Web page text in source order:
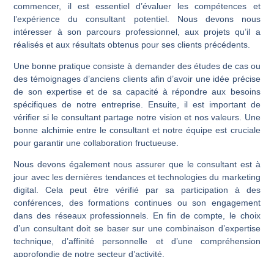
commencer, il est essentiel d’évaluer les compétences et
l’expérience du consultant potentiel. Nous devons nous
intéresser à son parcours professionnel, aux projets qu’il a
réalisés et aux résultats obtenus pour ses clients précédents.
Une bonne pratique consiste à demander des études de cas ou
des témoignages d’anciens clients afin d’avoir une idée précise
de son expertise et de sa capacité à répondre aux besoins
spécifiques de notre entreprise. Ensuite, il est important de
vérifier si le consultant partage notre vision et nos valeurs. Une
bonne alchimie entre le consultant et notre équipe est cruciale
pour garantir une collaboration fructueuse.
Nous devons également nous assurer que le consultant est à
jour avec les dernières tendances et technologies du marketing
digital. Cela peut être vérifié par sa participation à des
conférences, des formations continues ou son engagement
dans des réseaux professionnels. En fin de compte, le choix
d’un consultant doit se baser sur une combinaison d’expertise
technique, d’affinité personnelle et d’une compréhension
approfondie de notre secteur d’activité.